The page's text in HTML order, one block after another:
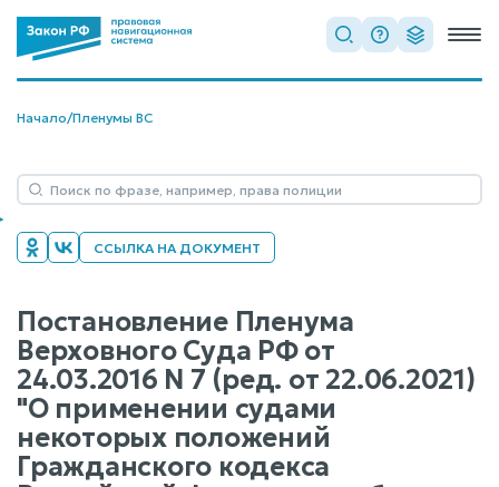
Начало/Пленумы ВС
ССЫЛКА НА ДОКУМЕНТ
Постановление Пленума
Верховного Суда РФ от
24.03.2016 N 7 (ред. от 22.06.2021)
"О применении судами
некоторых положений
Гражданского кодекса